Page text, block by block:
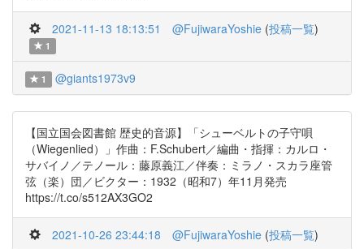
2021-11-13 18:13:51 @FujiwaraYoshie (投稿一覧)
1
1 @giants1973v9
【国立国会図書館 歴史的音源】「シューベルトの子守唄
（Wiegenlied）」作曲：F.Schubert／編曲・指揮：カルロ・
サバイノ／テノール：藤原義江／伴奏：ミラノ・スカラ座管
弦（楽）団／ビクター：1932（昭和7）年11月発売
https://t.co/s512AX3GO2
2021-10-26 23:44:18 @FujiwaraYoshie (投稿一覧)